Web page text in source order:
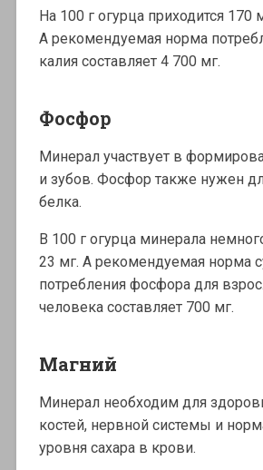
На 100 г огурца приходится 170
А рекомендуемая норма
калия составляет 4 700 мг.
Фосфор
Минерал участвует в
и зубов. Фосфор также нужен
белка.
В 100 г огурца минерала
23 мг. А рекомендуемая норма
потребления фосфора для
человека составляет 700 мг.
Магний
Минерал необходим для
костей, нервной системы и
уровня сахара в крови.